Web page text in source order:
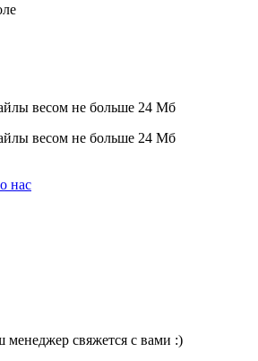
весом не больше 24 Мб
весом не больше 24 Мб
нас
менеджер свяжется с вами :)